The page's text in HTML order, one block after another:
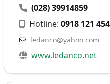
(028) 39914859
Hotline:0918 121 454
ledanco@yahoo.com
www.ledanco.net